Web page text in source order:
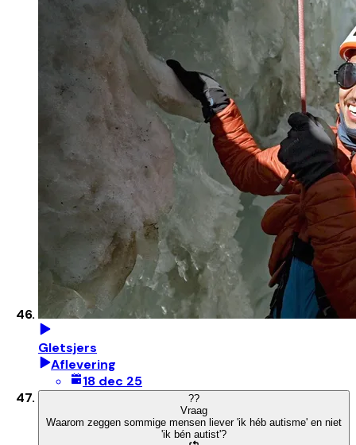
Gletsjers
Aflevering
18 dec 25
??
Vraag
Waarom zeggen sommige mensen liever 'ik héb autisme' en niet
'ik bén autist'?